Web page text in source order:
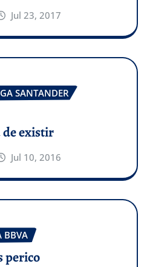
Jul 23, 2017
SANTANDER
de existir
Jul 10, 2016
BBVA
perico